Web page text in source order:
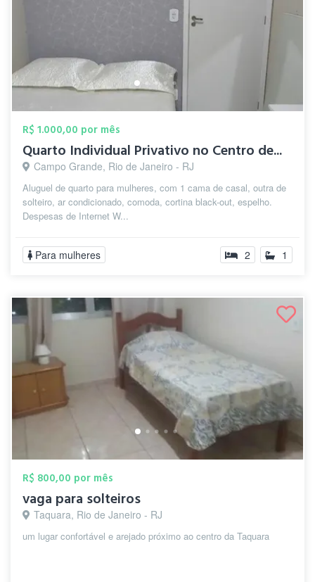
R$ 1.000,00 por mês
Quarto Individual Privativo no Centro de...
Campo Grande, Rio de Janeiro - RJ
Aluguel de quarto para mulheres, com 1 cama de casal, outra de
solteiro, ar condicionado, comoda, cortina black-out, espelho.
Despesas de Internet W...
Para mulheres 2 1
R$ 800,00 por mês
vaga para solteiros
Taquara, Rio de Janeiro - RJ
um lugar confortável e arejado próximo ao centro da Taquara